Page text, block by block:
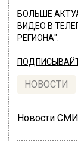
БОЛЬШЕ
ВИДЕО В
РЕГИОНА".
НОВОСТИ
Новости